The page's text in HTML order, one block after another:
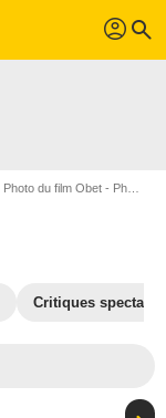
profil search
Photo du film Obet - Photo 3
Critiques